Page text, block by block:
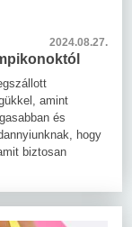
2024.08.27.
amint
és
hogy
biztosan